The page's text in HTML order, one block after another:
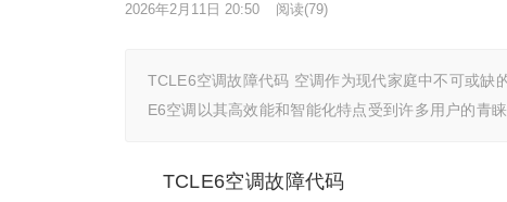
2026年2月11日 20:50 阅读(79)
TCLE6空调故障代码 空调作为现代家庭中不可或缺
E6空调以其高效能和智能化特点受到许多用户的青
TCLE6空调故障代码